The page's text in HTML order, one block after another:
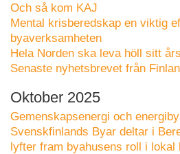
Och så kom KAJ
Mental krisberedskap en viktig
byaverksamheten
Hela Norden ska leva höll sitt
Senaste nyhetsbrevet från
Oktober 2025
Gemenskapsenergi och
Svenskfinlands Byar deltar i
lyfter fram byahusens roll i lokal